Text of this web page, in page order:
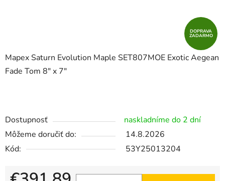
Mapex Saturn Evolution Maple SET807MOE Exotic Aegean
Fade Tom 8" x 7"
Dostupnosť
naskladníme do 2 dní
Môžeme doručiť do:
14.8.2026
Kód:
53Y25013204
DOPRAVA
ZADARMO